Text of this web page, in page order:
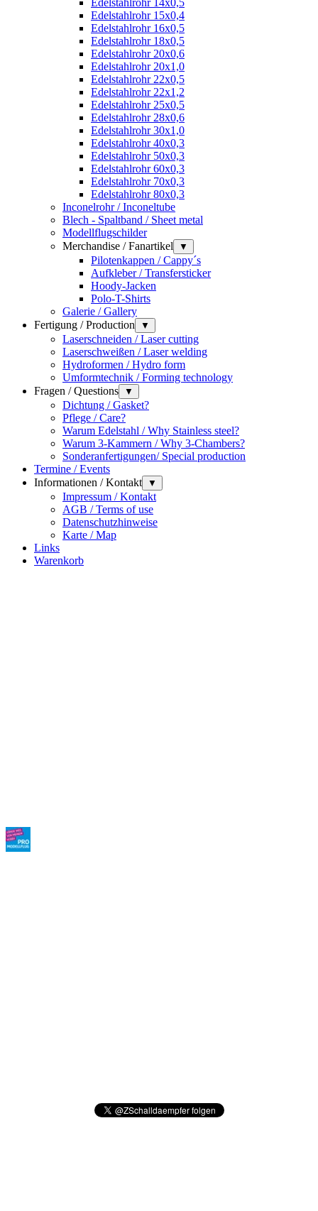
Edelstahlrohr 15x0,4
Edelstahlrohr 16x0,5
Edelstahlrohr 18x0,5
Edelstahlrohr 20x0,6
Edelstahlrohr 20x1,0
Edelstahlrohr 22x0,5
Edelstahlrohr 22x1,2
Edelstahlrohr 25x0,5
Edelstahlrohr 28x0,6
Edelstahlrohr 30x1,0
Edelstahlrohr 40x0,3
Edelstahlrohr 50x0,3
Edelstahlrohr 60x0,3
Edelstahlrohr 70x0,3
Edelstahlrohr 80x0,3
Inconelrohr / Inconeltube
Blech - Spaltband / Sheet metal
Modellflugschilder
Merchandise / Fanartikel
▼
Pilotenkappen / Cappy´s
Aufkleber / Transfersticker
Hoody-Jacken
Polo-T-Shirts
Galerie / Gallery
Fertigung / Production
▼
Laserschneiden / Laser cutting
Laserschweißen / Laser welding
Hydroformen / Hydro form
Umformtechnik / Forming technology
Fragen / Questions
▼
Dichtung / Gasket?
Pflege / Care?
Warum Edelstahl / Why Stainless steel?
Warum 3-Kammern / Why 3-Chambers?
Sonderanfertigungen/ Special production
Termine / Events
Informationen / Kontakt
▼
Impressum / Kontakt
AGB / Terms of use
Datenschutzhinweise
Karte / Map
Links
Warenkorb